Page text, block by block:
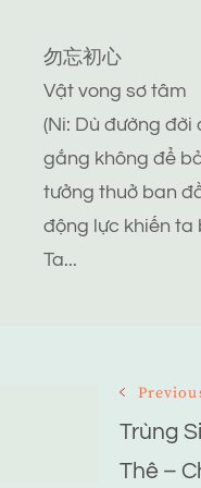
勿忘初心
Vật vong sơ tâm
(Ni: Dù đường đời
gắng không để
tưởng thuở ban
động lực khiến ta
Ta...
Navigation
Trùng
Thê –